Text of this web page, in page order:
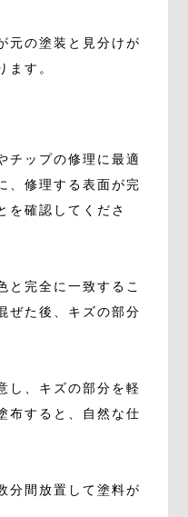
元の塗装と見分けが
ます。
チップの修理に最適
、修理する表面が完
を確認してくださ
と完全に一致するこ
ぜた後、キズの部分
し、キズの部分を軽
布すると、自然な仕
分間放置して塗料が